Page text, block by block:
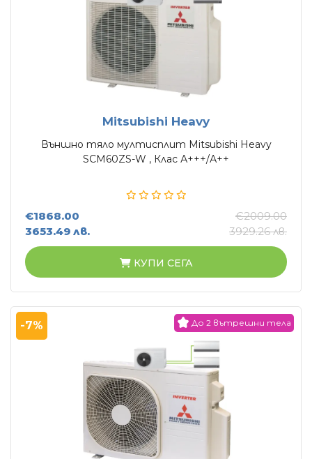
Mitsubishi Heavy
Външно тяло мултисплит Mitsubishi Heavy
SCM60ZS-W , Клас А+++/А++
€1868.00
3653.49 лв.
€2009.00
3929.26 лв.
КУПИ СЕГА
-7% До 2 вътрешни тела